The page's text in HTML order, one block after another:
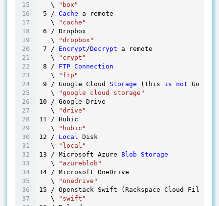
   \
"box"
5 / Cache a remote
   \
"cache"
6 / Dropbox
   \
"dropbox"
7 / Encrypt/Decrypt a remote
   \
"crypt"
8 / FTP Connection
   \
"ftp"
9 / Google Cloud Storage (this is not
   \
"google cloud storage"
10 / Google Drive
   \
"drive"
11 / Hubic
   \
"hubic"
12 / Local Disk
   \
"local"
13 / Microsoft Azure Blob
Storage
   \
"azureblob"
14 / Microsoft OneDrive
   \
"onedrive"
15 / Openstack Swift (Rackspace Cloud Files,
   \
"swift"